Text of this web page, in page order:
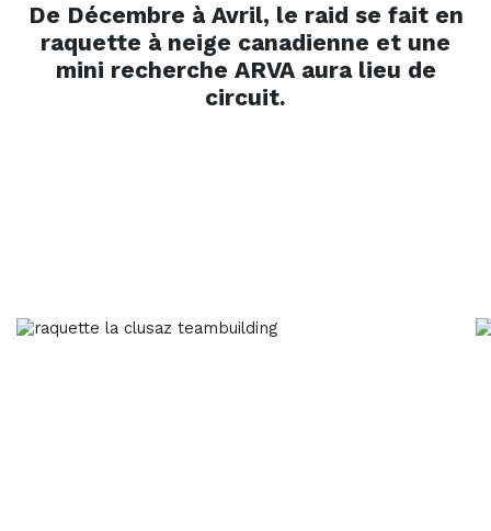
De Décembre à Avril, le raid se fait en
raquette à neige canadienne et une
mini recherche ARVA aura lieu de
circuit.